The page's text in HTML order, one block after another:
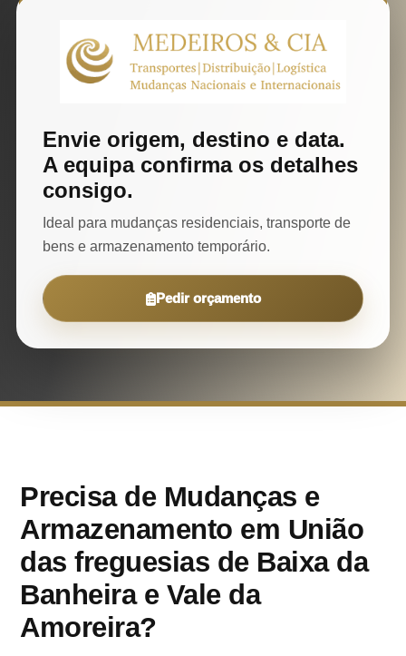
Envie origem, destino e data.
A equipa confirma os detalhes
consigo.
Ideal para mudanças residenciais, transporte de
bens e armazenamento temporário.
Pedir orçamento
Precisa de Mudanças e
Armazenamento em União
das freguesias de Baixa da
Banheira e Vale da
Amoreira?